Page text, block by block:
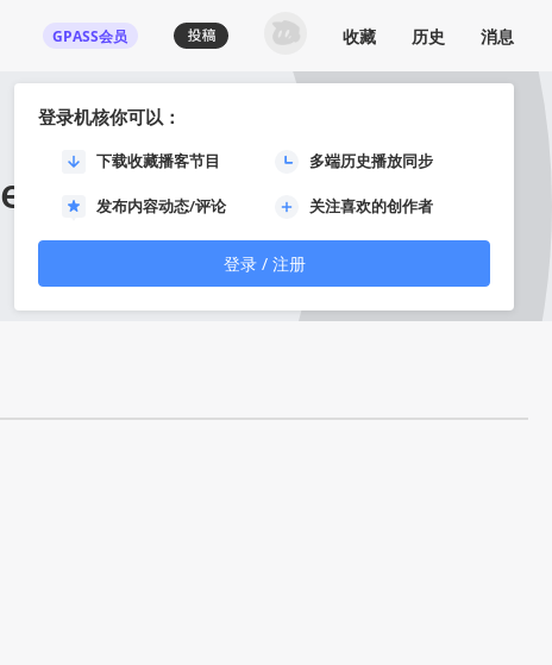
GPASS会员
登录机核你可以：
下载收藏播客节目 多端历史播放同步
发布内容动态/评论 关注喜欢的创作者
登录 / 注册
收藏 历史 消息